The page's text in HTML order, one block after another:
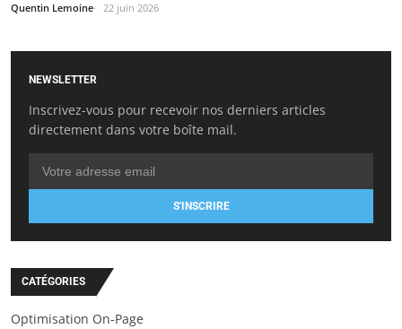
Quentin Lemoine 22 juin 2026
NEWSLETTER
Inscrivez-vous pour recevoir nos derniers articles
directement dans votre boîte mail.
S'INSCRIRE
CATÉGORIES
Optimisation On-Page